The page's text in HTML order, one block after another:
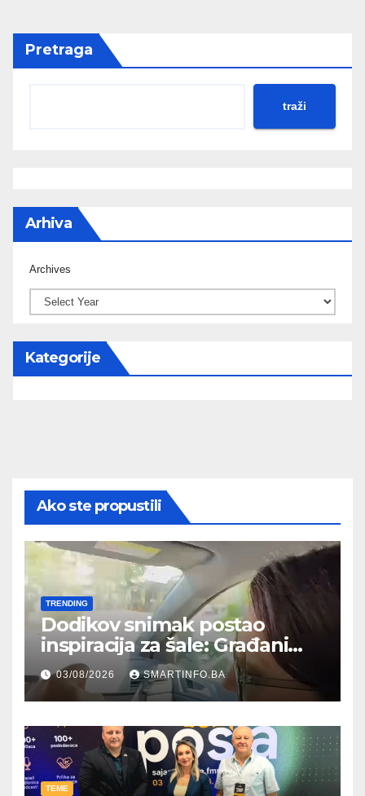
Pretraga
traži
Arhiva
Archives
Kategorije
Ako ste propustili
TRENDING
Dodikov snimak postao
inspiracija za šale: Građani
kroz parodiju poslali poruku
03/08/2026 SMARTINFO.BA
TEME